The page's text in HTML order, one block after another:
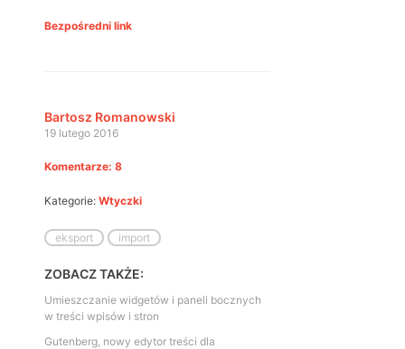
Bezpośredni link
Bartosz Romanowski
19 lutego 2016
Komentarze: 8
Kategorie: Wtyczki
eksport import
ZOBACZ TAKŻE:
Umieszczanie widgetów i paneli bocznych
w treści wpisów i stron
Gutenberg, nowy edytor treści dla